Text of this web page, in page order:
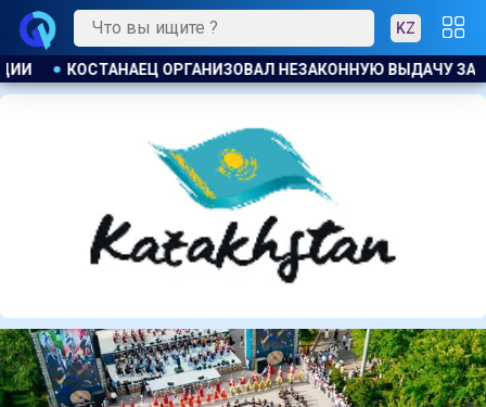
KZ
ЗАЙМОВ ПОД 120 % ГОДОВЫХ К ЧЕМУ ПРИДЁТ СУД?